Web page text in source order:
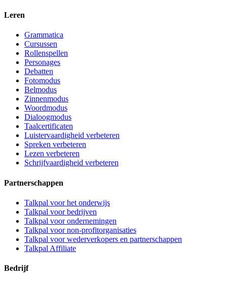
Leren
Grammatica
Cursussen
Rollenspellen
Personages
Debatten
Fotomodus
Belmodus
Zinnenmodus
Woordmodus
Dialoogmodus
Taalcertificaten
Luistervaardigheid verbeteren
Spreken verbeteren
Lezen verbeteren
Schrijfvaardigheid verbeteren
Partnerschappen
Talkpal voor het onderwijs
Talkpal voor bedrijven
Talkpal voor ondernemingen
Talkpal voor non-profitorganisaties
Talkpal voor wederverkopers en partnerschappen
Talkpal Affiliate
Bedrijf